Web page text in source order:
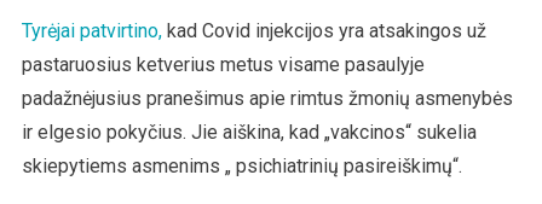
Tyrėjai patvirtino,kad Covid injekcijos yra atsakingos už
pastaruosius ketverius metus visame pasaulyje
padažnėjusius pranešimus apie rimtus žmonių asmenybės
ir elgesio pokyčius. Jie aiškina, kad „vakcinos“ sukelia
skiepytiems asmenims „ psichiatrinių pasireiškimų“.